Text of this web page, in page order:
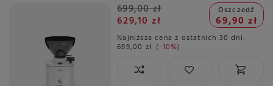
699,00 zł
629,10 zł
Oszczedź
69,90 zł
Najniższa cena z ostatnich 30 dni:
699,00 zł -10%